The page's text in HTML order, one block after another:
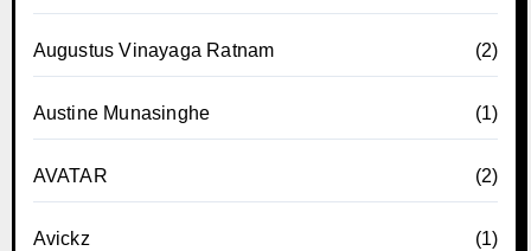
Augustus Vinayaga Ratnam (2)
Austine Munasinghe (1)
AVATAR (2)
Avickz (1)